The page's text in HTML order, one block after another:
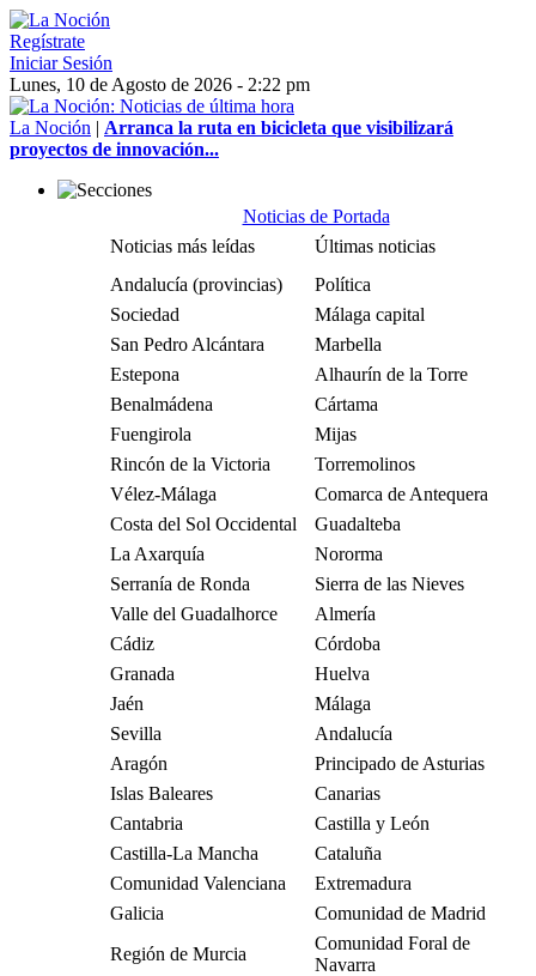
Regístrate
Iniciar Sesión
Lunes, 10 de Agosto de 2026 - 2:22 pm
La Noción | Arranca la ruta en bicicleta que visibilizará
proyectos de innovación...
Noticias de Portada
Noticias más leídas
Últimas noticias
Andalucía (provincias)
Política
Sociedad
Málaga capital
San Pedro Alcántara
Marbella
Estepona
Alhaurín de la Torre
Benalmádena
Cártama
Fuengirola
Mijas
Rincón de la Victoria
Torremolinos
Vélez-Málaga
Comarca de Antequera
Costa del Sol Occidental
Guadalteba
La Axarquía
Nororma
Serranía de Ronda
Sierra de las Nieves
Valle del Guadalhorce
Almería
Cádiz
Córdoba
Granada
Huelva
Jaén
Málaga
Sevilla
Andalucía
Aragón
Principado de Asturias
Islas Baleares
Canarias
Cantabria
Castilla y León
Castilla-La Mancha
Cataluña
Comunidad Valenciana
Extremadura
Galicia
Comunidad de Madrid
Región de Murcia
Comunidad Foral de
Navarra